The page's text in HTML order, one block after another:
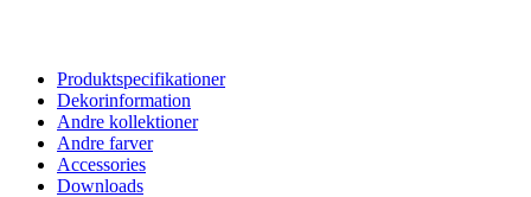
Produktspecifikationer
Dekorinformation
Andre kollektioner
Andre farver
Accessories
Downloads